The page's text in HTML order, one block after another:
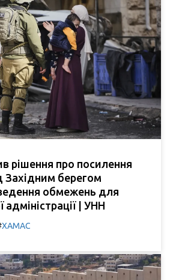
рішення про посилення
Західним берегом
обмежень для
адміністрації | УНН
ХАМАС